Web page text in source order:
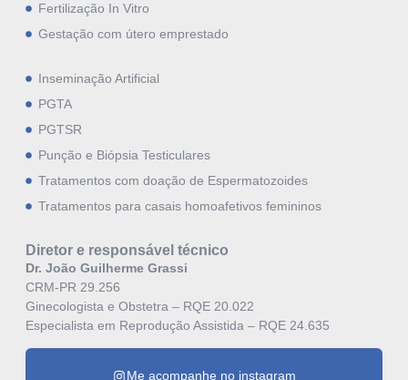
Fertilização In Vitro
Gestação com útero emprestado
Inseminação Artificial
PGTA
PGTSR
Punção e Biópsia Testiculares
Tratamentos com doação de Espermatozoides
Tratamentos para casais homoafetivos femininos
Diretor e responsável técnico
Dr. João Guilherme Grassi
CRM-PR 29.256
Ginecologista e Obstetra – RQE 20.022
Especialista em Reprodução Assistida – RQE 24.635
Me acompanhe no instagram